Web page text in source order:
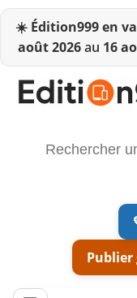
☀️ Édition999 en
août 2026au 16